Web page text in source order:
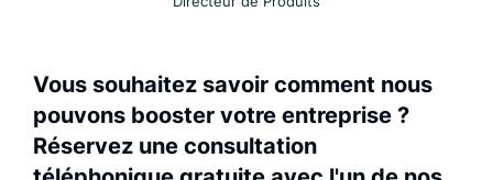
Vous souhaitez savoir comment nous
pouvons booster votre entreprise ?
Réservez une consultation